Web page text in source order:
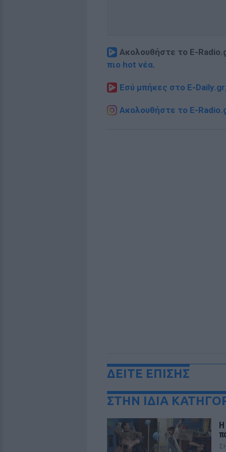
Ακολουθήστε το E-
πιο hot νέα.
Εσύ μπήκες στο E-
Ακολουθήστε το E-
ΔΕΙΤΕ ΕΠΙΣΗΣ
ΣΤΗΝ ΙΔΙΑ
Η